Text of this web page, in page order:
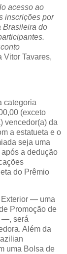
acesso ao
inscrições por
Brasileira do
Vitor Tavares,
categoria
(exceto
vencedor(a) da
a estatueta e o
seja uma
a dedução
do Prêmio
Exterior — uma
Promoção de
—, será
Além da
uma Bolsa de